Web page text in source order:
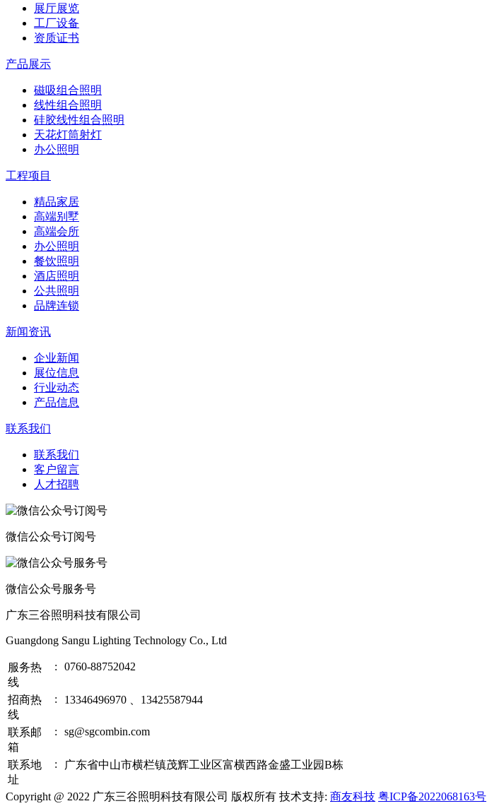
展厅展览
工厂设备
资质证书
产品展示
磁吸组合照明
线性组合照明
硅胶线性组合照明
天花灯筒射灯
办公照明
工程项目
精品家居
高端别墅
高端会所
办公照明
餐饮照明
酒店照明
公共照明
品牌连锁
新闻资讯
企业新闻
展位信息
行业动态
产品信息
联系我们
联系我们
客户留言
人才招聘
微信公众号订阅号
微信公众号服务号
广东三谷照明科技有限公司
Guangdong Sangu Lighting Technology Co., Ltd
服务热
线
: 0760-88752042
招商热
线
: 13346496970 、13425587944
联系邮
箱
: sg@sgcombin.com
联系地
址
: 广东省中山市横栏镇茂辉工业区富横西路金盛工业园B栋
Copyright @ 2022 广东三谷照明科技有限公司 版权所有 技术支持: 商友科技 粤ICP备2022068163号